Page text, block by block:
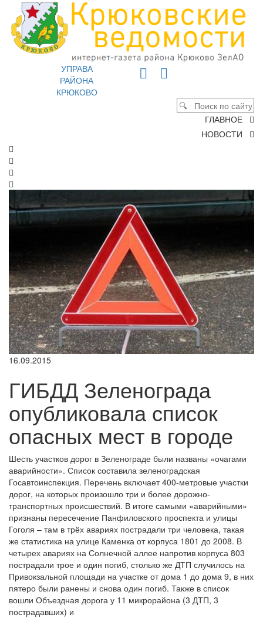
УПРАВА
РАЙОНА
КРЮКОВО
ГЛАВНОЕ
НОВОСТИ
16.09.2015
ГИБДД Зеленограда
опубликовала список
опасных мест в городе
Шесть участков дорог в Зеленограде были названы «очагами
аварийности». Список составила зеленоградская
Госавтоинспекция. Перечень включает 400-метровые участки
дорог, на которых произошло три и более дорожно-
транспортных происшествий. В итоге самыми «аварийными»
признаны пересечение Панфиловского проспекта и улицы
Гоголя – там в трёх авариях пострадали три человека, такая
же статистика на улице Каменка от корпуса 1801 до 2008. В
четырех авариях на Солнечной аллее напротив корпуса 803
пострадали трое и один погиб, столько же ДТП случилось на
Привокзальной площади на участке от дома 1 до дома 9, в них
пятеро были ранены и снова один погиб. Также в список
вошли Объездная дорога у 11 микрорайона (3 ДТП, 3
пострадавших) и